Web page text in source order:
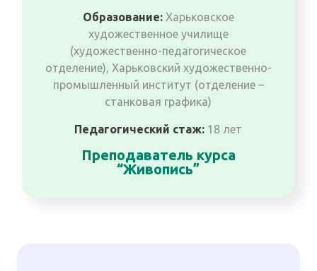
Образование:Харьковское
художественное училище
(художественно-педагогическое
отделение), Харьковский художественно-
промышленный институт (отделение –
станковая графика)
Педагогический стаж: 18 лет
Преподаватель курса
“Живопись”